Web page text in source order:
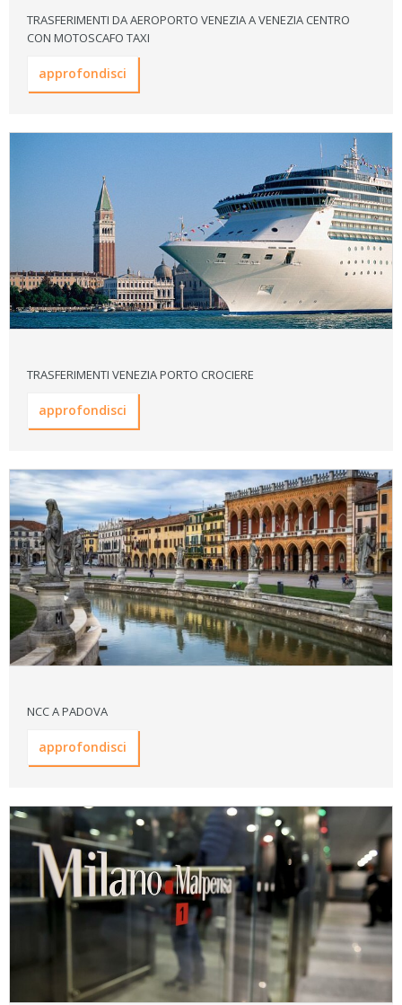
TRASFERIMENTI DA AEROPORTO VENEZIA A VENEZIA CENTRO
CON MOTOSCAFO TAXI
approfondisci
TRASFERIMENTI VENEZIA PORTO CROCIERE
approfondisci
NCC A PADOVA
approfondisci